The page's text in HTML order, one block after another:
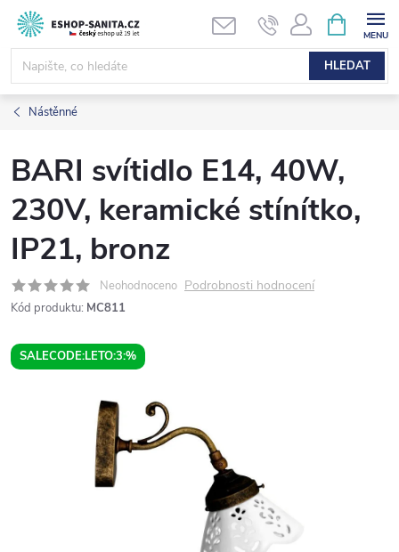
Přejít
obsah
HLEDAT
NÁKUPNÍ
KOŠÍK
Nástěnné
BARI svítidlo E14, 40W,
230V, keramické stínítko,
IP21, bronz
Neohodnoceno Podrobnosti hodnocení
Kód produktu: MC811
SALECODE:LETO:3:%